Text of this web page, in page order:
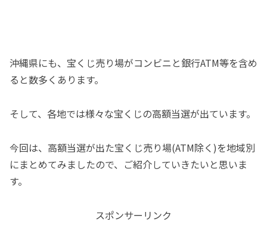
沖縄県にも、宝くじ売り場がコンビニと銀行ATM等を含め
ると数多くあります。
そして、各地では様々な宝くじの高額当選が出ています。
今回は、高額当選が出た宝くじ売り場(ATM除く)を地域別
にまとめてみましたので、ご紹介していきたいと思いま
す。
スポンサーリンク